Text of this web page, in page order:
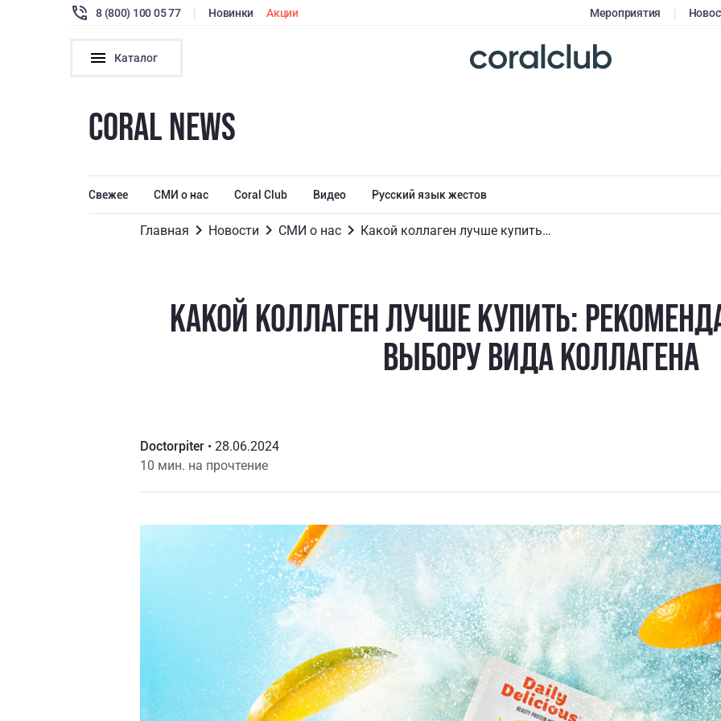
8 (800) 100 05 77 | Новинки Акции Мероприятия |
Каталог
CORAL NEWS
Свежее СМИ о нас Coral Club Видео Русский язык жестов
Главная Новости СМИ о нас Какой коллаген лучше купить: рекомендации врачей по выбору вида коллагена
КАКОЙ КОЛЛАГЕН ЛУЧШЕ КУПИТЬ:
ВЫБОРУ ВИДА КОЛЛАГЕНА
Doctorpiter • 28.06.2024
10 мин. на прочтение